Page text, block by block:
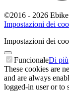
©2016 - 2026
Impostazioni dei
Impostazioni dei
FuncionaleDi più
These cookies are
and are always
logged-in user or to